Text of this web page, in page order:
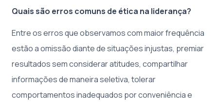
Quais são erros comuns de ética na liderança?
Entre os erros que observamos com maior frequência
estão a omissão diante de situações injustas, premiar
resultados sem considerar atitudes, compartilhar
informações de maneira seletiva, tolerar
comportamentos inadequados por conveniência e